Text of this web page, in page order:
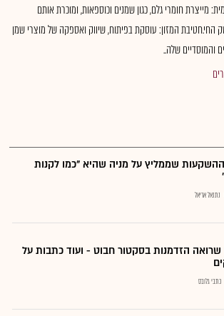
מייצרת חומרי גלם, כגון שמנים וכוספאות, ומוכרת אותם
החי.חטיבת המזון: עוסקת בפיתוח, שיווק ואספקה של מוצרי שמן
והמוסדיים שלה..
שממליץ על מניה שהיא "כמו לקנות
נתנאל אריאל
שרואה הזדמנות בסקטור חבוט - ועוד כתבות על
כתבי גלובס